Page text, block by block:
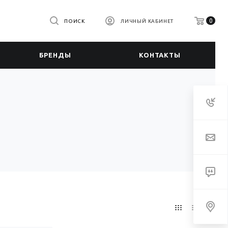
0
ЛИЧНЫЙ КАБИНЕТ
ПОИСК
БРЕНДЫ КОНТАКТЫ